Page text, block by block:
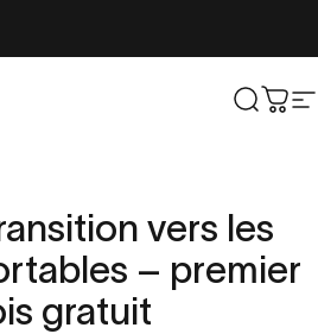
vers les
– premier
gratuit